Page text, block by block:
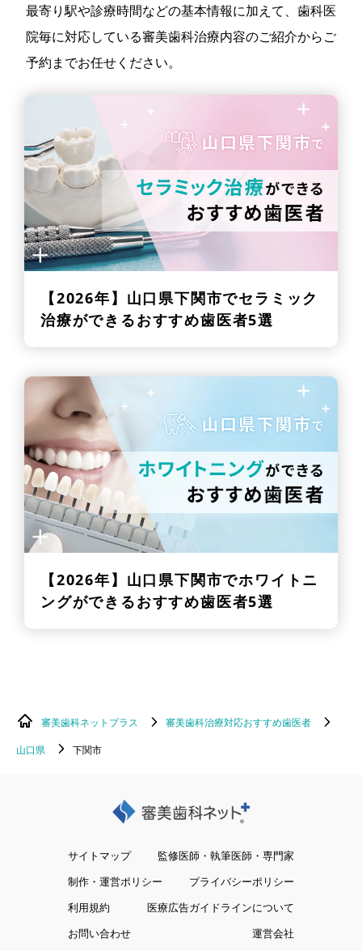
最寄り駅や診療時間などの基本情報に加えて、歯科医
院毎に対応している審美歯科治療内容のご紹介からご
予約までお任せください。
【2026年】 山口県下関市でセラミック
治療ができるおすすめ歯医者5選
【2026年】 山口県下関市でホワイトニ
ングができるおすすめ歯医者5選
審美歯科ネットプラス
審美歯科治療対応おすすめ歯医者
山口県
下関市
サイトマップ
監修医師・執筆医師・専門家
制作・運営ポリシー
プライバシーポリシー
利用規約
医療広告ガイドラインについて
お問い合わせ
運営会社